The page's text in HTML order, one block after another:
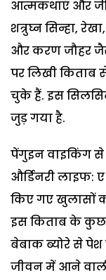
आत्मकथाएं और
शत्रुघ्न सिन्हा,
और करण जौहर
पर लिखी
चुके हैं. इस
जुड़ गया है.
पेंगुइन वाइकिंग
और्डिनरी लाइफ:
किए गए खुलासों
इस किताब के कुछ
बेबाक ब्योरे से
जीवन में आने